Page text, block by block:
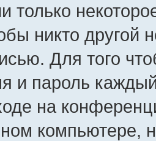
только
никто другой
Для того
и пароль
на
компьютере,